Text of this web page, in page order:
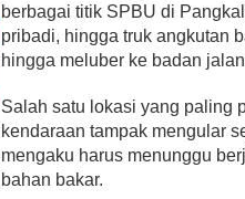
berbagai titik SPBU di
pribadi, hingga truk angkutan
hingga meluber ke badan
Salah satu lokasi yang paling
kendaraan tampak mengular
mengaku harus menunggu
bahan bakar.